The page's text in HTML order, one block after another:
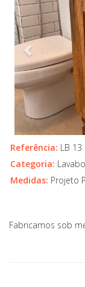
Referência: LB 13
Categoria:
Medidas: Projeto
Fabricamos sob